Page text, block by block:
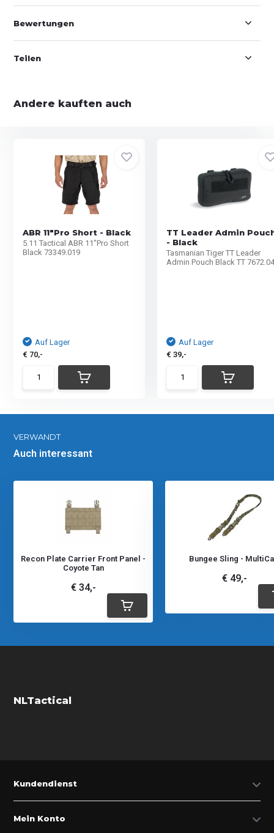
Bewertungen
Teilen
Andere kauften auch
ABR 11"Pro Short - Black
5.11 Tactical ABR 11"Pro Short
Black 73349.019
Auf Lager
€ 70,-
TT Leader Admin
- Black
Tasmanian Tiger TT Leader
Admin Pouch Black TT
Auf Lager
€ 39,-
VERWANDT
Auch interessant
Recon Plate Carrier Front Panel -
Coyote Tan
€ 34,-
Bungee Sling -
€ 49,-
NLTactical
Kundendienst
Mein Konto